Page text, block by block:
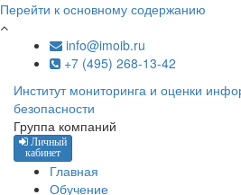
Перейти к основному содержанию
info@imoib.ru
+7 (495) 268-13-42
Институт мониторинга и оценки
безопасности
Группа компаний
Личный
кабинет
Главная
Обучение